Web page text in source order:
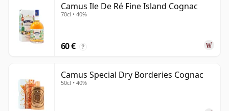
Camus Ile De Ré Fine Island Cognac
70cl • 40%
60 € ?
Camus Special Dry Borderies Cognac
50cl • 40%